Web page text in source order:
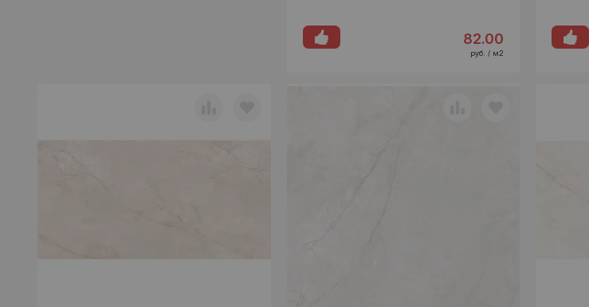
82.00
руб. / м2